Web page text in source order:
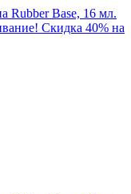
Rubber Base, 16 мл.
Скидка 40% на